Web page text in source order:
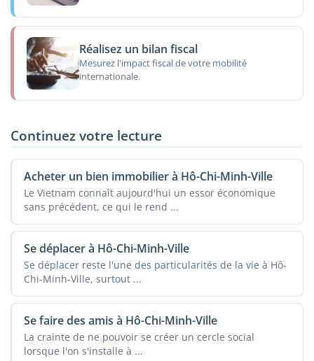
Réalisez un bilan fiscal
Mesurez l'impact fiscal de votre mobilité
internationale.
Continuez votre lecture
Acheter un bien immobilier à Hô-Chi-Minh-Ville
Le Vietnam connaît aujourd'hui un essor économique
sans précédent, ce qui le rend ...
Se déplacer à Hô-Chi-Minh-Ville
Se déplacer reste l'une des particularités de la vie à Hô-
Chi-Minh-Ville, surtout ...
Se faire des amis à Hô-Chi-Minh-Ville
La crainte de ne pouvoir se créer un cercle social
lorsque l'on s'installe à ...